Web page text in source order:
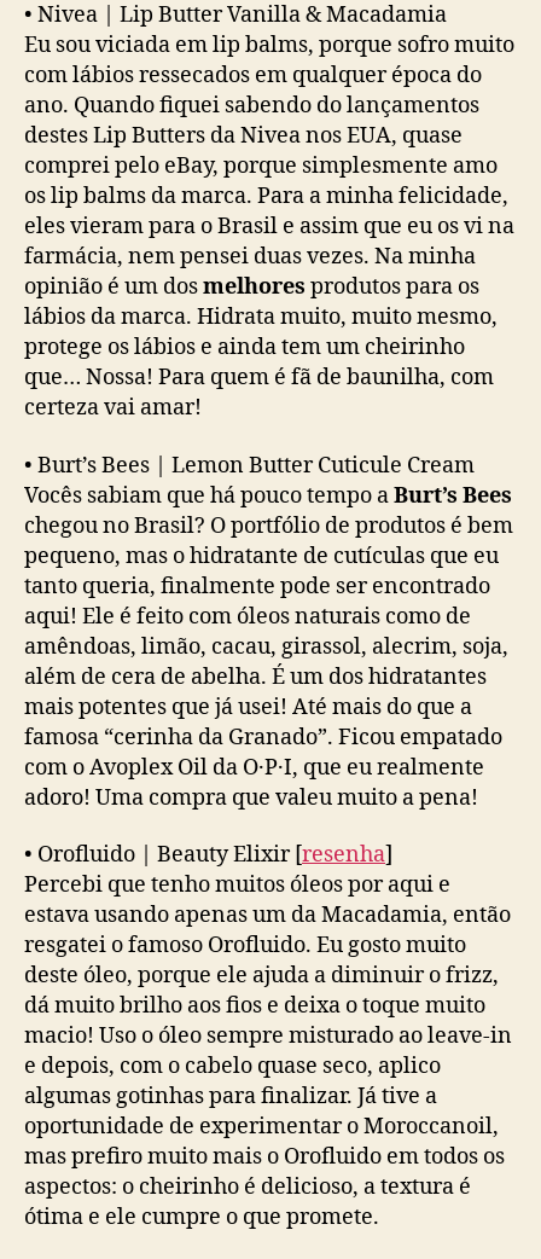
• Nivea | Lip Butter Vanilla & Macadamia
Eu sou viciada em lip balms, porque sofro muito
com lábios ressecados em qualquer época do
ano. Quando fiquei sabendo do lançamentos
destes Lip Butters da Nivea nos EUA, quase
comprei pelo eBay, porque simplesmente amo
os lip balms da marca. Para a minha felicidade,
eles vieram para o Brasil e assim que eu os vi na
farmácia, nem pensei duas vezes. Na minha
opinião é um dosmelhores produtos para os
lábios da marca. Hidrata muito, muito mesmo,
protege os lábios e ainda tem um cheirinho
que… Nossa! Para quem é fã de baunilha, com
certeza vai amar!
• Burt’s Bees | Lemon Butter Cuticule Cream
Vocês sabiam que há pouco tempo aBurt’s Bees
chegou no Brasil? O portfólio de produtos é bem
pequeno, mas o hidratante de cutículas que eu
tanto queria, finalmente pode ser encontrado
aqui! Ele é feito com óleos naturais como de
amêndoas, limão, cacau, girassol, alecrim, soja,
além de cera de abelha. É um dos hidratantes
mais potentes que já usei! Até mais do que a
famosa “cerinha da Granado”. Ficou empatado
com o Avoplex Oil da O·P·I, que eu realmente
adoro! Uma compra que valeu muito a pena!
• Orofluido | Beauty Elixir[resenha]
Percebi que tenho muitos óleos por aqui e
estava usando apenas um da Macadamia, então
resgatei o famoso Orofluido. Eu gosto muito
deste óleo, porque ele ajuda a diminuir o frizz,
dá muito brilho aos fios e deixa o toque muito
macio! Uso o óleo sempre misturado ao leave-in
e depois, com o cabelo quase seco, aplico
algumas gotinhas para finalizar. Já tive a
oportunidade de experimentar o Moroccanoil,
mas prefiro muito mais o Orofluido em todos os
aspectos: o cheirinho é delicioso, a textura é
ótima e ele cumpre o que promete.